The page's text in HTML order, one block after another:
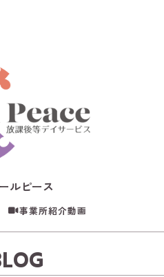
ルピース
事業所紹介動画